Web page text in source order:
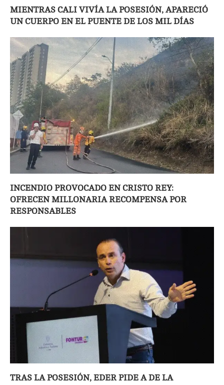
MIENTRAS CALI VIVÍA LA POSESIÓN, APARECIÓ
UN CUERPO EN EL PUENTE DE LOS MIL DÍAS
INCENDIO PROVOCADO EN CRISTO REY:
OFRECEN MILLONARIA RECOMPENSA POR
RESPONSABLES
TRAS LA POSESIÓN, EDER PIDE A DE LA